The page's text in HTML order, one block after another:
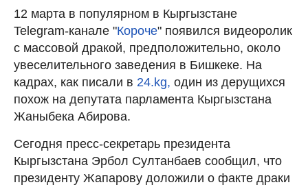
12 марта в популярном в Кыргызстане
Telegram-канале "Короче" появился видеоролик
с массовой дракой, предположительно, около
увеселительного заведения в Бишкеке. На
кадрах, как писали в 24.kg, один из дерущихся
похож на депутата парламента Кыргызстана
Жаныбека Абирова.
Сегодня пресс-секретарь президента
Кыргызстана Эрбол Султанбаев сообщил, что
президенту Жапарову доложили о факте драки